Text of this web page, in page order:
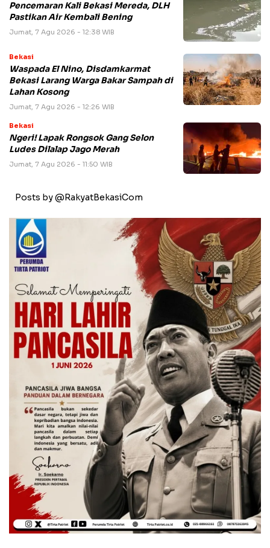
Pencemaran Kali Bekasi Mereda, DLH
Pastikan Air Kembali Bening
Jumat, 7 Agu 2026 - 12:38 WIB
Bekasi
Waspada El Nino, Disdamkarmat
Bekasi Larang Warga Bakar Sampah di
Lahan Kosong
Jumat, 7 Agu 2026 - 12:26 WIB
Bekasi
Ngeri! Lapak Rongsok Gang Selon
Ludes Dilalap Jago Merah
Jumat, 7 Agu 2026 - 11:50 WIB
Posts by @RakyatBekasiCom